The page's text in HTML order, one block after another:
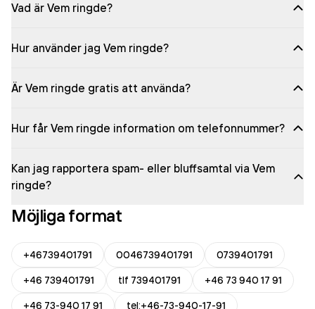
Vad är Vem ringde?
Hur använder jag Vem ringde?
Är Vem ringde gratis att använda?
Hur får Vem ringde information om telefonnummer?
Kan jag rapportera spam- eller bluffsamtal via Vem
ringde?
Möjliga format
+46739401791 0046739401791
0739401791
+46 739401791
tlf 739401791
+46 73 940 17 91
+46 73-940 17 91
tel:+46-73-940-17-91